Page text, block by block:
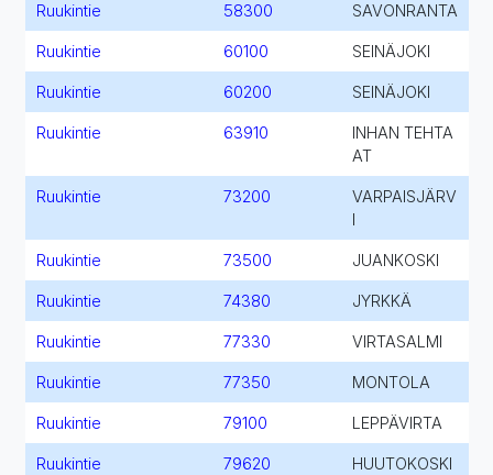
Ruukintie 58300 SAVONRANTA
Ruukintie 60100 SEINÄJOKI
Ruukintie 60200 SEINÄJOKI
Ruukintie 63910
INHAN TEHTA
AT
Ruukintie 73200
VARPAISJÄRV
Ruukintie 73500 JUANKOSKI
Ruukintie 74380 JYRKKÄ
Ruukintie 77330 VIRTASALMI
Ruukintie 77350 MONTOLA
Ruukintie 79100 LEPPÄVIRTA
Ruukintie 79620 HUUTOKOSKI